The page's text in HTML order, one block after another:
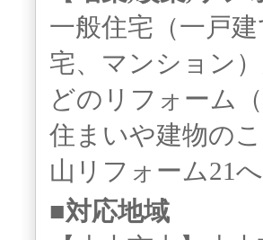
一般住宅（一戸
宅、マンション
どのリフォーム
住まいや建物の
山リフォーム21
■対応地域